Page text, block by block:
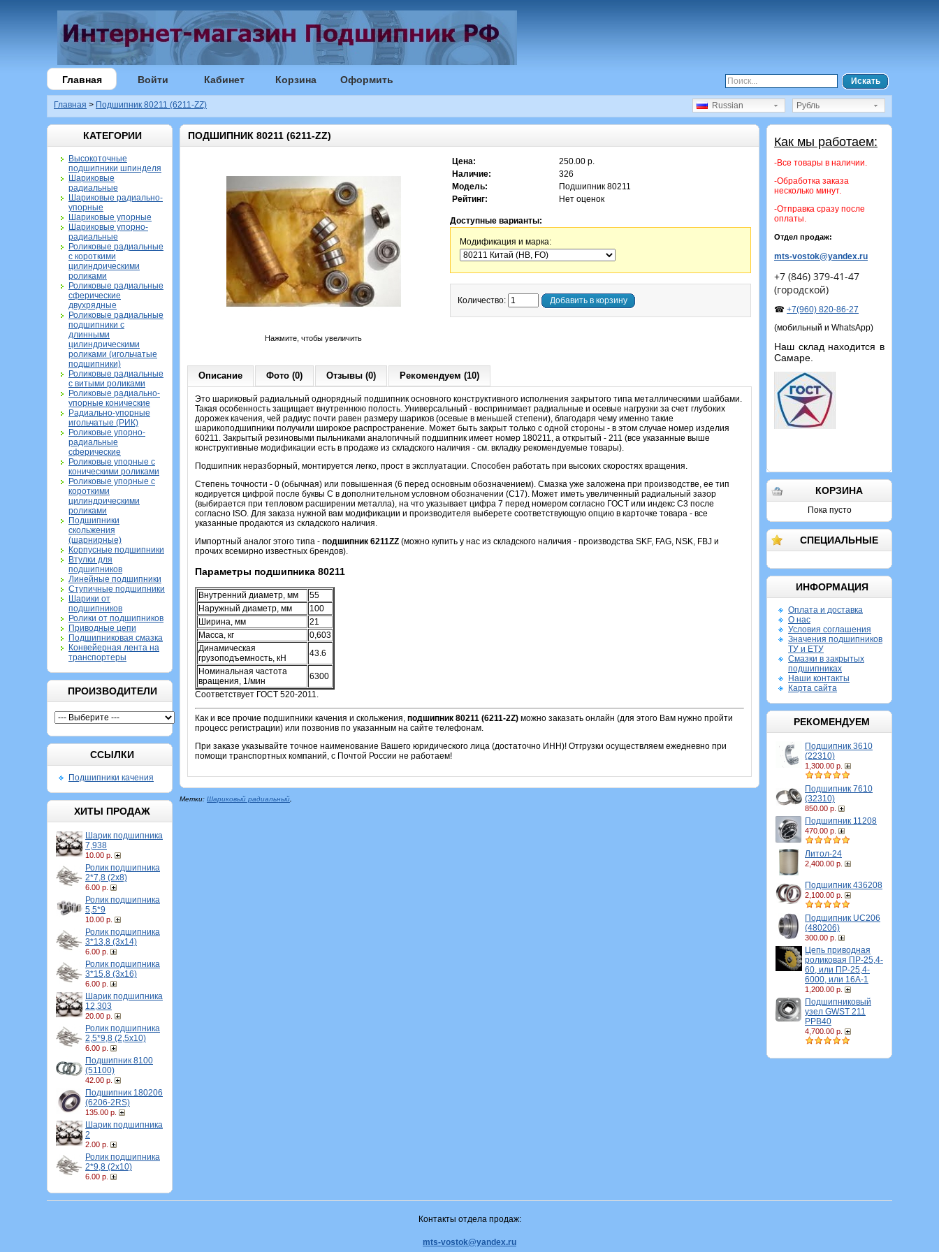
Главная Войти Кабинет Корзина Оформить Искать
Главная > Подшипник 80211 (6211-ZZ) Рубль
Russian
КАТЕГОРИИ
Высокоточные
подшипники шпинделя
Шариковые
радиальные
Шариковые радиально-
упорные
Шариковые упорные
Шариковые упорно-
радиальные
Роликовые радиальные
с короткими
цилиндрическими
роликами
Роликовые радиальные
сферические
двухрядные
Роликовые радиальные
подшипники с
длинными
цилиндрическими
роликами (игольчатые
подшипники)
Роликовые радиальные
с витыми роликами
Роликовые радиально-
упорные конические
Радиально-упорные
игольчатые (РИК)
Роликовые упорно-
радиальные
сферические
Роликовые упорные с
коническими роликами
Роликовые упорные с
короткими
цилиндрическими
роликами
Подшипники
скольжения
(шарнирные)
Корпусные подшипники
Втулки для
подшипников
Линейные подшипники
Ступичные подшипники
Шарики от
подшипников
Ролики от подшипников
Приводные цепи
Подшипниковая смазка
Конвейерная лента на
транспортеры
ПРОИЗВОДИТЕЛИ
ССЫЛКИ
Подшипники качения
ХИТЫ ПРОДАЖ
Шарик подшипника
7,938
10.00 р.
Ролик подшипника
2*7,8 (2х8)
6.00 р.
Ролик подшипника
5,5*9
10.00 р.
Ролик подшипника
3*13,8 (3х14)
6.00 р.
Ролик подшипника
3*15,8 (3х16)
6.00 р.
Шарик подшипника
12,303
20.00 р.
Ролик подшипника
2,5*9,8 (2,5х10)
6.00 р.
Подшипник 8100
(51100)
42.00 р.
Подшипник 180206
(6206-2RS)
135.00 р.
Шарик подшипника
2
2.00 р.
Ролик подшипника
2*9,8 (2х10)
6.00 р.
Как мы работаем:
-Все товары в наличии.
-Обработка заказа
несколько минут.
-Отправка сразу после
оплаты.
Отдел продаж:
mts-vostok@yandex.ru
+7 (846) 379-41-47
(городской)
☎ +7(960) 820-86-27
(мобильный и WhatsApp)
Наш склад находится в
Самаре.
КОРЗИНА
Пока пусто
СПЕЦИАЛЬНЫЕ
ИНФОРМАЦИЯ
Оплата и доставка
О нас
Условия соглашения
Значения подшипников
ТУ и ЕТУ
Смазки в закрытых
подшипниках
Наши контакты
Карта сайта
РЕКОМЕНДУЕМ
Подшипник 3610
(22310)
1,300.00 р.
Подшипник 7610
(32310)
850.00 р.
Подшипник 11208
470.00 р.
Литол-24
2,400.00 р.
Подшипник 436208
2,100.00 р.
Подшипник UC206
(480206)
300.00 р.
Цепь приводная
роликовая ПР-25,4-
60, или ПР-25,4-
6000, или 16A-1
1,200.00 р.
Подшипниковый
узел GWST 211
PPB40
4,700.00 р.
ПОДШИПНИК 80211 (6211-ZZ)
Нажмите, чтобы увеличить
Цена:
250.00 р.
Наличие:
326
Модель:
Подшипник 80211
Рейтинг:
Нет оценок
Доступные варианты:
Модификация и марка:
Количество: Добавить в корзину
Описание Фото (0) Отзывы (0) Рекомендуем (10)
Это шариковый радиальный однорядный подшипник основного конструктивного исполнения закрытого типа металлическими шайбами.
Такая особенность защищает внутреннюю полость. Универсальный - воспринимает радиальные и осевые нагрузки за счет глубоких
дорожек качения, чей радиус почти равен размеру шариков (осевые в меньшей степени), благодаря чему именно такие
шарикоподшипники получили широкое распространение. Может быть закрыт только с одной стороны - в этом случае номер изделия
60211. Закрытый резиновыми пыльниками аналогичный подшипник имеет номер 180211, а открытый - 211 (все указанные выше
конструктивные модификации есть в продаже из складского наличия - см. вкладку рекомендуемые товары).
Подшипник неразборный, монтируется легко, прост в эксплуатации. Способен работать при высоких скоростях вращения.
Степень точности - 0 (обычная) или повышенная (6 перед основным обозначением). Смазка уже заложена при производстве, ее тип
кодируется цифрой после буквы С в дополнительном условном обозначении (С17). Может иметь увеличенный радиальный зазор
(выбирается при тепловом расширении металла), на что указывает цифра 7 перед номером согласно ГОСТ или индекс С3 после
согласно ISO. Для заказа нужной вам модификации и производителя выберете соответствующую опцию в карточке товара - все
указанные продаются из складского наличия.
Импортный аналог этого типа - подшипник 6211ZZ (можно купить у нас из складского наличия - производства SKF, FAG, NSK, FBJ и
прочих всемирно известных брендов).
Параметры подшипника 80211
Внутренний диаметр, мм
55
Наружный диаметр, мм
100
Ширина, мм
21
Масса, кг
0,603
Динамическая
грузоподъемность, кН
43.6
Номинальная частота
вращения, 1/мин
6300
Соответствует ГОСТ 520-2011.
Как и все прочие подшипники качения и скольжения, подшипник 80211 (6211-2Z) можно заказать онлайн (для этого Вам нужно пройти
процесс регистрации) или позвонив по указанным на сайте телефонам.
При заказе указывайте точное наименование Вашего юридического лица (достаточно ИНН)! Отгрузки осуществляем ежедневно при
помощи транспортных компаний, с Почтой России не работаем!
Метки: Шариковый радиальный
Контакты отдела продаж:
mts-vostok@yandex.ru